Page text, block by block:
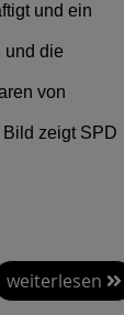
und ein
und die
von
zeigt SPD
weiterlesen